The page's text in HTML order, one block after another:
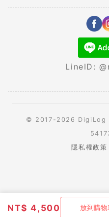
NT$4,500 放到購物
LineID:
© 2017-2026 DigiLog (
隱私權政策